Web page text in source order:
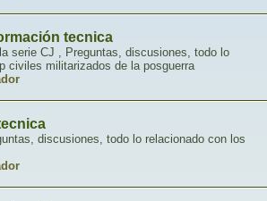
tecnica
serie CJ , Preguntas, discusiones, todo lo
civiles militarizados de la posguerra
discusiones, todo lo relacionado con los